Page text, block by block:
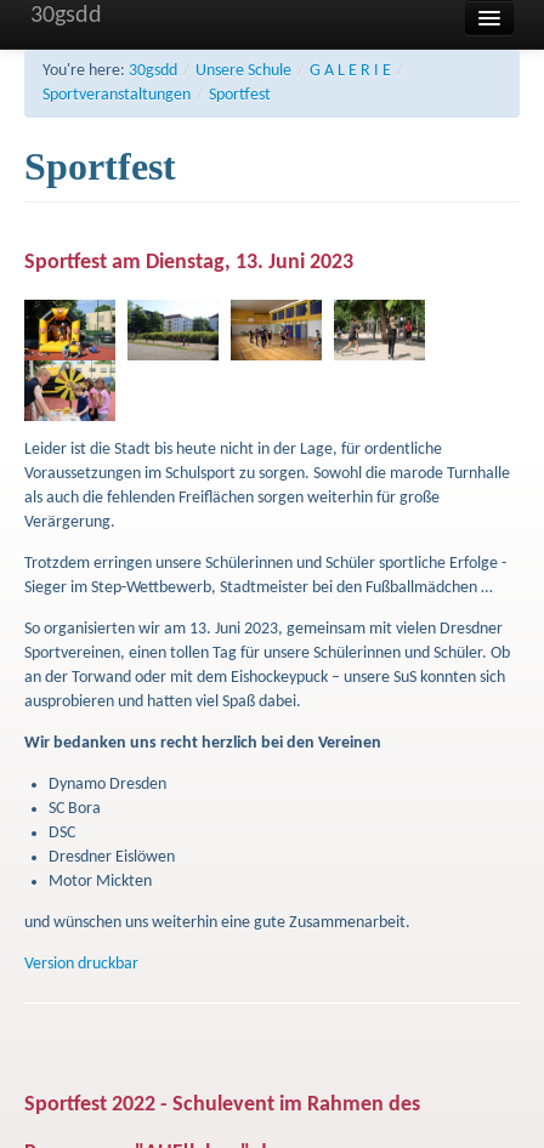
30gsdd
Unsere Schule
Aktuelles und Termine
FAQ
Kontakt
Impressum
Haftung
Datenschutzerklärung
You're here: 30gsdd / Unsere Schule / G A L E R I E /
Sportveranstaltungen / Sportfest
Sportfest
Sportfest am Dienstag, 13. Juni 2023
Leider ist die Stadt bis heute nicht in der Lage, für ordentliche
Voraussetzungen im Schulsport zu sorgen. Sowohl die marode Turnhalle
als auch die fehlenden Freiflächen sorgen weiterhin für große
Verärgerung.
Trotzdem erringen unsere Schülerinnen und Schüler sportliche Erfolge -
Sieger im Step-Wettbewerb, Stadtmeister bei den Fußballmädchen …
So organisierten wir am 13. Juni 2023, gemeinsam mit vielen Dresdner
Sportvereinen, einen tollen Tag für unsere Schülerinnen und Schüler. Ob
an der Torwand oder mit dem Eishockeypuck – unsere SuS konnten sich
ausprobieren und hatten viel Spaß dabei.
Wir bedanken uns recht herzlich bei den Vereinen
Dynamo Dresden
SC Bora
DSC
Dresdner Eislöwen
Motor Mickten
und wünschen uns weiterhin eine gute Zusammenarbeit.
Version druckbar
Sportfest 2022 - Schulevent im Rahmen des